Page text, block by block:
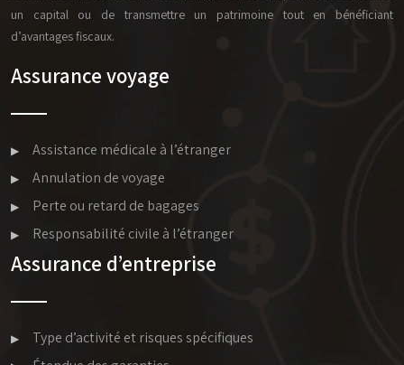
un capital ou de transmettre un patrimoine tout en bénéficiant
d’avantages fiscaux.
Assurance voyage
Assistance médicale à l’étranger
Annulation de voyage
Perte ou retard de bagages
Responsabilité civile à l’étranger
Assurance d’entreprise
Type d’activité et risques spécifiques